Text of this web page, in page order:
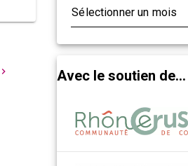
Avec le soutien de...